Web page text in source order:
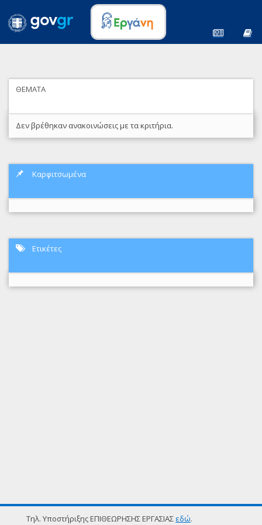
ΘΕΜΑΤΑ
Δεν βρέθηκαν ανακοινώσεις με τα κριτήρια.
Καρφιτσωμένα
Ετικέτες
Τηλ. Υποστήριξης ΕΠΙΘΕΩΡΗΣΗΣ ΕΡΓΑΣΙΑΣ εδώ.